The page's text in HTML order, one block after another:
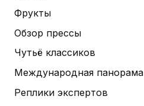
Фрукты
Обзор прессы
Чутьё классиков
Международная панорама
Реплики экспертов